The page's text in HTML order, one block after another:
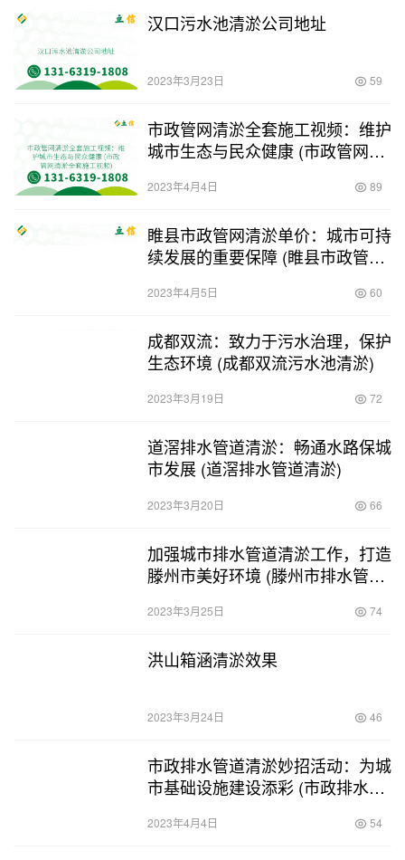
汉口污水池清淤公司地址
2023年3月23日 59
市政管网清淤全套施工视频：维护
城市生态与民众健康 (市政管网清
2023年4月4日 89
睢县市政管网清淤单价：城市可持
续发展的重要保障 (睢县市政管网
2023年4月5日 60
成都双流：致力于污水治理，保护
生态环境 (成都双流污水池清淤)
2023年3月19日 72
道滘排水管道清淤：畅通水路保城
市发展 (道滘排水管道清淤)
2023年3月20日 66
加强城市排水管道清淤工作，打造
滕州市美好环境 (滕州市排水管道
2023年3月25日 74
洪山箱涵清淤效果
2023年3月24日 46
市政排水管道清淤妙招活动：为城
市基础设施建设添彩 (市政排水管
2023年4月4日 54